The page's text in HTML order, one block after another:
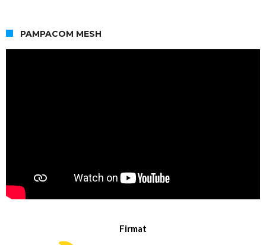
PAMPACOM MESH
Firmat